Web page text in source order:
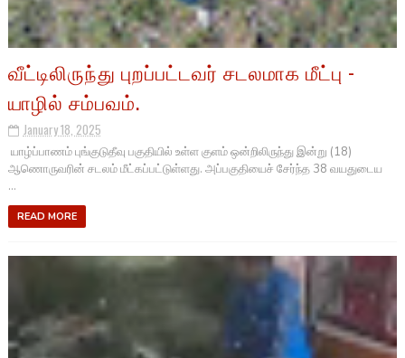
வீட்டிலிருந்து புறப்பட்டவர் சடலமாக மீட்பு -
யாழில் சம்பவம்.
January 18, 2025
யாழ்ப்பாணம் புங்குடுதீவு பகுதியில் உள்ள குளம் ஒன்றிலிருந்து இன்று (18)
ஆணொருவரின் சடலம் மீட்கப்பட்டுள்ளது. அப்பகுதியைச் சேர்ந்த 38 வயதுடைய
...
READ MORE